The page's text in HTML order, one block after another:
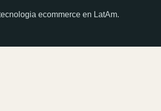
ecommerce en LatAm.